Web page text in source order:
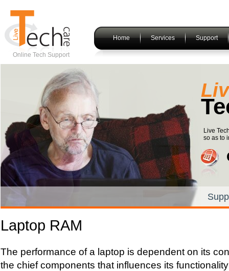
Online Tech Support
Home Services Support
Live
so as to
Laptop RAM
The performance of a laptop is dependent on its
the chief components that influences its